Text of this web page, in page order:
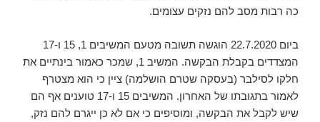
כה רבות מסב להם נזקים עצומים.
ביום 22.7.2020 הוגשה תשובה מטעם המשיבים 1, 15 ו-17
המצדדים בקבלת הבקשה. המשיב 1, שמכר כאמור בינתיים את
חלקו לסילבר (בעסקה שטרם הושלמה) ציין כי הוא מצטרף
לאמור בתגובתו של האחרון. המשיבים 15 ו-17 טוענים אף הם
שיש לקבל את הבקשה, ומוסיפים כי אם לא כן ייגרם להם נזק,